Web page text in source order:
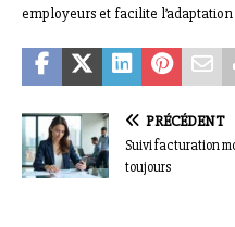
employeurs et facilite
PRÉCÉDENT
Suivi facturation
toujours